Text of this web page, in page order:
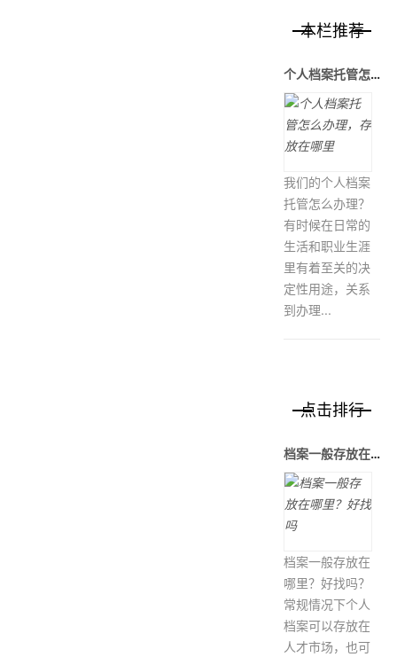
本栏推荐
个人档案托管怎么办理，存放在哪里
我们的个人档案
托管怎么办理？
有时候在日常的
生活和职业生涯
里有着至关的决
定性用途，关系
到办理...
点击排行
档案一般存放在哪里？好找吗
档案一般存放在
哪里？好找吗？
常规情况下个人
档案可以存放在
人才市场，也可